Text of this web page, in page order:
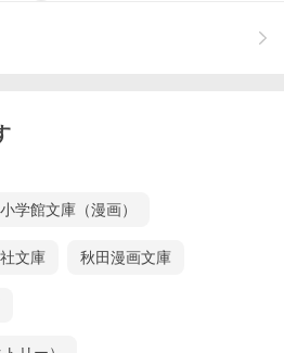
小学館文庫（漫画）
文庫 秋田漫画文庫